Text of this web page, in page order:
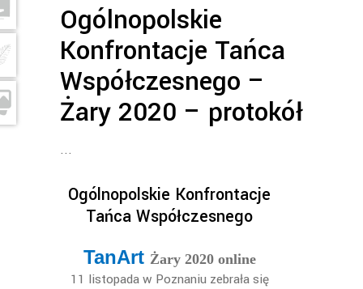
Ogólnopolskie
Konfrontacje Tańca
Współczesnego –
Żary 2020 – protokół
Ogólnopolskie Konfrontacje
Tańca Współczesnego
TanArt Żary 2020 online
11 listopada w Poznaniu zebrała się